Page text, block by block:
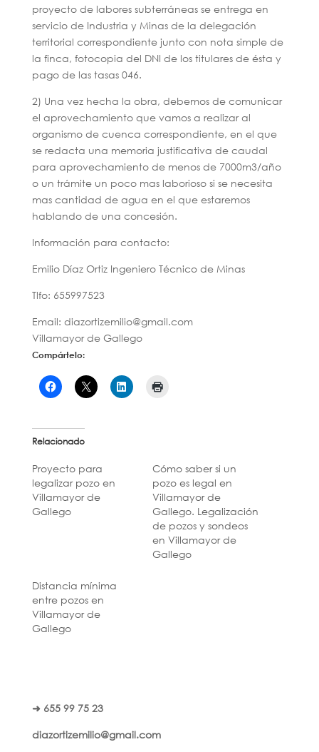
proyecto de labores subterráneas se entrega en
servicio de Industria y Minas de la delegación
territorial correspondiente junto con nota simple de
la finca, fotocopia del DNI de los titulares de ésta y
pago de las tasas 046.
2) Una vez hecha la obra, debemos de comunicar
el aprovechamiento que vamos a realizar al
organismo de cuenca correspondiente, en el que
se redacta una memoria justificativa de caudal
para aprovechamiento de menos de 7000m3/año
o un trámite un poco mas laborioso si se necesita
mas cantidad de agua en el que estaremos
hablando de una concesión.
Información para contacto:
Emilio Díaz Ortiz Ingeniero Técnico de Minas
Tlfo: 655997523
Email: diazortizemilio@gmail.com
Villamayor de Gallego
Compártelo:
Relacionado
Proyecto para
legalizar pozo en
Villamayor de
Gallego
Cómo saber si un
pozo es legal en
Villamayor de
Gallego. Legalización
de pozos y sondeos
en Villamayor de
Gallego
Distancia mínima
entre pozos en
Villamayor de
Gallego
➜ 655 99 75 23
diazortizemilio@gmail.com